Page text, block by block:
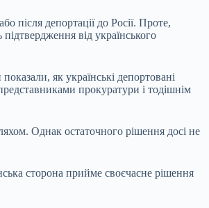
після депортації до Росії. Проте,
від українського
як українські депортовані
прокуратури і тодішнім
Однак остаточного рішення досі не
сторона прийме своєчасне рішення